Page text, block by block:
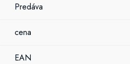
Predáva
cena
EAN